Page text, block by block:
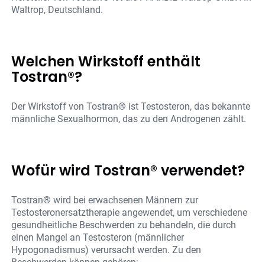
Waltrop, Deutschland.
Welchen Wirkstoff enthält
Tostran®?
Der Wirkstoff von Tostran® ist Testosteron, das bekannte
männliche Sexualhormon, das zu den Androgenen zählt.
Wofür wird Tostran® verwendet?
Tostran® wird bei erwachsenen Männern zur
Testosteronersatztherapie angewendet, um verschiedene
gesundheitliche Beschwerden zu behandeln, die durch
einen Mangel an Testosteron (männlicher
Hypogonadismus) verursacht werden. Zu den